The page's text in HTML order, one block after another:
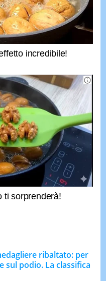
ribaltato: per
sul podio. La classifica